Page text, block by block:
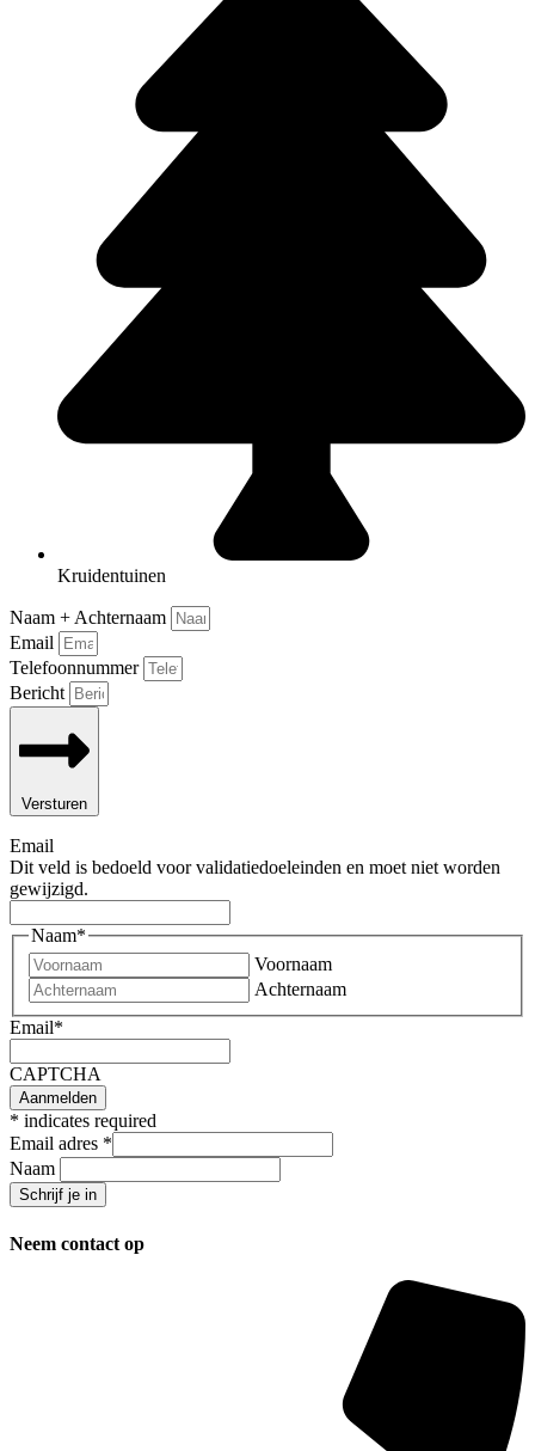
Kruidentuinen
Naam + Achternaam
Email
Telefoonnummer
Bericht
Versturen
Email
Dit veld is bedoeld voor validatiedoeleinden en moet niet worden
gewijzigd.
Naam*
Voornaam
Achternaam
Email*
CAPTCHA
* indicates required
Email adres *
Naam
Neem contact op